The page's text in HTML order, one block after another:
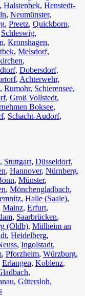
, Halstenbek, Henstedt-
, Neumünster,
, Preetz, Quickborn,
Schleswig,
, Kronshagen,
, Melsdorf,
,
, Dobersdorf,
, Achterwehr,
, Rumohr, Schierensee,
, Groß Vollstedt,
Boksee,
, Schacht-Audorf,
, Stuttgart, Düsseldorf,
, Hannover, Nürnberg,
, Münster⁠,
, Mönchengladbach⁠,
, Halle (Saale)⁠,
Mainz⁠, Erfurt,
, Saarbrücken⁠,
(Oldb), Mülheim an
, Heidelberg,
, Ingolstadt,
, Pforzheim, Würzburg,
Erlangen⁠, Koblenz,
,
, Gütersloh,